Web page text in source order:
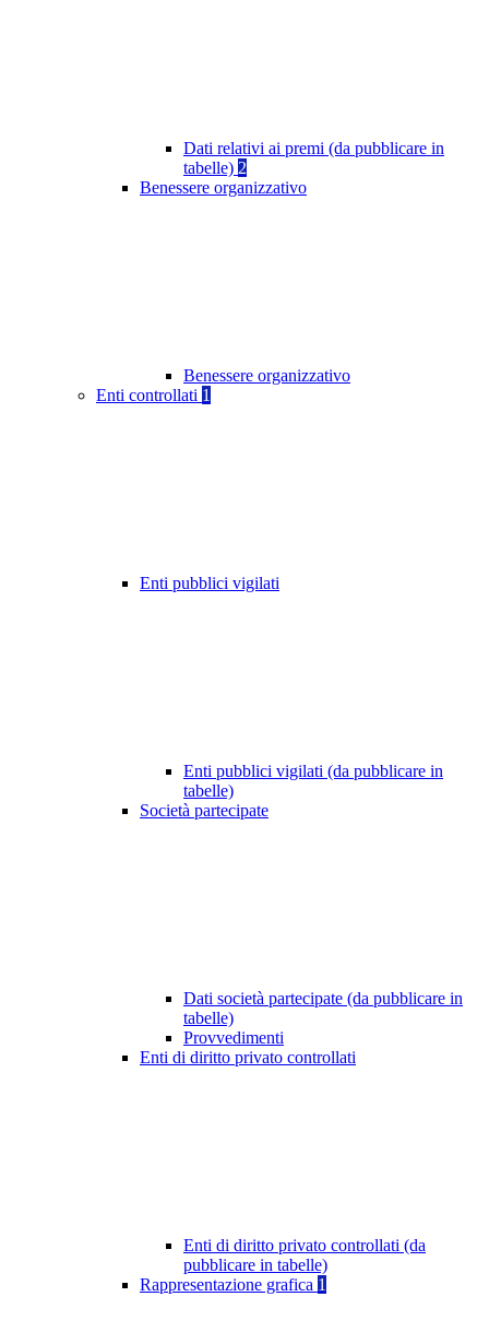
Dati relativi ai premi (da pubblicare in
tabelle) 2
Benessere organizzativo
Benessere organizzativo
Enti controllati 1
Enti pubblici vigilati
Enti pubblici vigilati (da pubblicare in
tabelle)
Società partecipate
Dati società partecipate (da pubblicare in
tabelle)
Provvedimenti
Enti di diritto privato controllati
Enti di diritto privato controllati (da
pubblicare in tabelle)
Rappresentazione grafica 1